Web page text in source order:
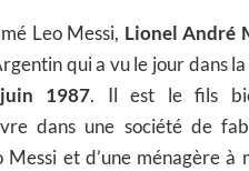
Leo Messi, Lionel André
qui a vu le jour dans
1987. Il est le fils
dans une société de
Messi et d’une ménagère à